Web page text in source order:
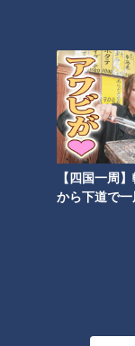
【四国一周
から下道で
ふたつ目の理由が
戦国時代はそれぞ
ましたが、流通し
のものに大きな価
利家「要は贈答品
かく大内家が作っ